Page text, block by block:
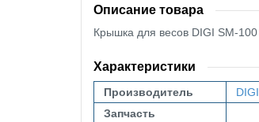
Описание товара
Крышка для весов DIGI SM-100
Характеристики
Производитель
DIGI
Запчасть